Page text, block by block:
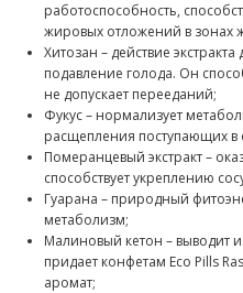
работоспособность,
жировых отложений в зонах
Хитозан – действие
подавление голода. Он
не допускает перееданий;
Фукус – нормализует
расщепления поступающих в
Померанцевый экстракт –
способствует укреплению
Гуарана – природный
метаболизм;
Малиновый кетон – выводит
придает конфетам Eco Pills
аромат;